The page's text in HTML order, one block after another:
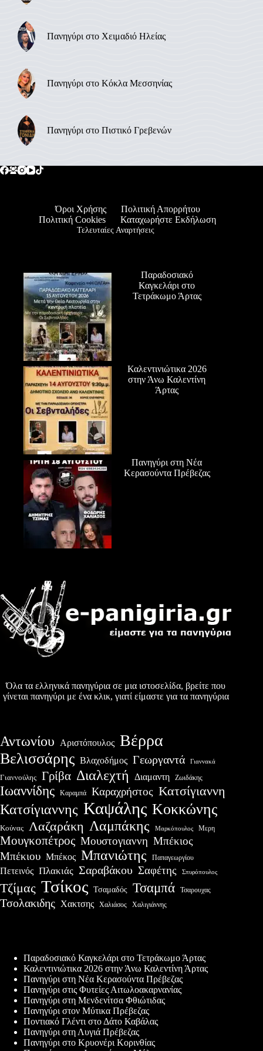
Πανηγύρι στο Χειμαδιό Ηλείας
Πανηγύρι στο Κόκλα Μεσσηνίας
Πανηγύρι στο Πιστικό Γρεβενών
Όροι Χρήσης
Πολιτική Απορρήτου
Πολιτική Cookies
Καταχωρήστε Εκδήλωση
Τελευταίες Αναρτήσεις
Παραδοσιακό
Καγκελάρι στο
Τετράκωμο Άρτας
Καλεντινιώτικα 2026
στην Άνω Καλεντίνη
Άρτας
Πανηγύρι στη Νέα
Κερασούντα Πρέβεζας
Όλα τα ελληνικά πανηγύρια σε μια ιστοσελίδα, βρείτε που
γίνεται πανηγύρι με ένα κλικ, γιατί είμαστε για τα πανηγύρια
Αντωνίου Αριστόπουλος Βέρρα
Βελισσάρης Βλαχοδήμος Γεωργαντά Γιαννακά
Γιαννούλης Γρίβα Διαλεχτή Διαμαντη Ζωιδάκης
Ιωαννίδης Καραμπά Καραχρήστος Κατσίγιαννη
Κατσίγιαννης Καψάλης Κοκκώνης
Κούνας Λαζαράκη Λαμπάκης Μαρκόπουλος Μερη
Μουγκοπέτρος Μουστογιαννη Μπέκιος
Μπέκιου Μπέκος Μπανιώτης Παπαγεωργίου
Πετεινός Πλακιάς Σαραβάκου Σαφέτης Σπυρόπουλος
Τζίμας Τσίκος Τσαμαδός Τσαμπά Τσαρουχας
Τσολακιδης Χακτσης Χαλιάσος Χαλιγιάννης
Παραδοσιακό Καγκελάρι στο Τετράκωμο Άρτας
Καλεντινιώτικα 2026 στην Άνω Καλεντίνη Άρτας
Πανηγύρι στη Νέα Κερασούντα Πρέβεζας
Πανηγύρι στις Φυτείες Αιτωλοακαρνανίας
Πανηγύρι στη Μενδενίτσα Φθιώτιδας
Πανηγύρι στον Μύτικα Πρέβεζας
Ποντιακό Γλέντι στο Δάτο Καβάλας
Πανηγύρι στη Λυγιά Πρέβεζας
Πανηγύρι στο Κρυονέρι Κορινθίας